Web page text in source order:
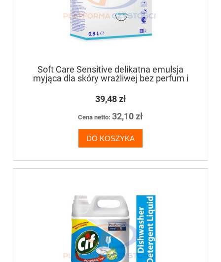
Soft Care Sensitive delikatna emulsja
myjąca dla skóry wrażliwej bez perfum i
barwników 800ml
39,48 zł
Cena netto: 32,10 zł
DO KOSZYKA